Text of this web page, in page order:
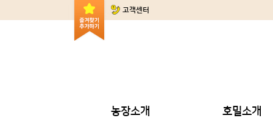
고객센터
농장소개 호밀소개